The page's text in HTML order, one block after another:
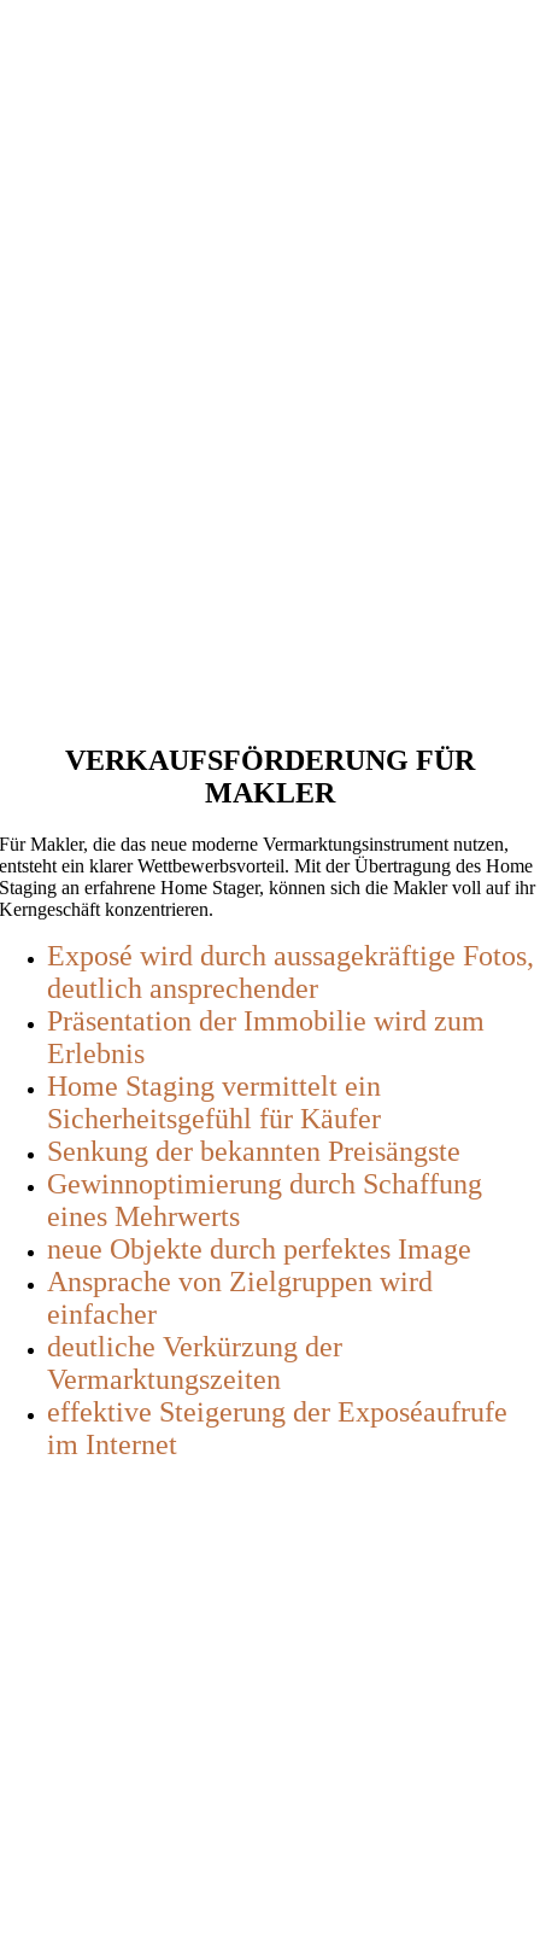
VERKAUFSFÖRDERUNG FÜR
MAKLER
Für Makler, die das neue moderne Vermarktungsinstrument nutzen,
entsteht ein klarer Wettbewerbsvorteil. Mit der Übertragung des Home
Staging an erfahrene Home Stager, können sich die Makler voll auf ihr
Kerngeschäft konzentrieren.
Exposé wird durch aussagekräftige Fotos,
deutlich ansprechender
Präsentation der Immobilie wird zum
Erlebnis
Home Staging vermittelt ein
Sicherheitsgefühl für Käufer
Senkung der bekannten Preisängste
Gewinnoptimierung durch Schaffung
eines Mehrwerts
neue Objekte durch perfektes Image
Ansprache von Zielgruppen wird
einfacher
deutliche Verkürzung der
Vermarktungszeiten
effektive Steigerung der Exposéaufrufe
im Internet